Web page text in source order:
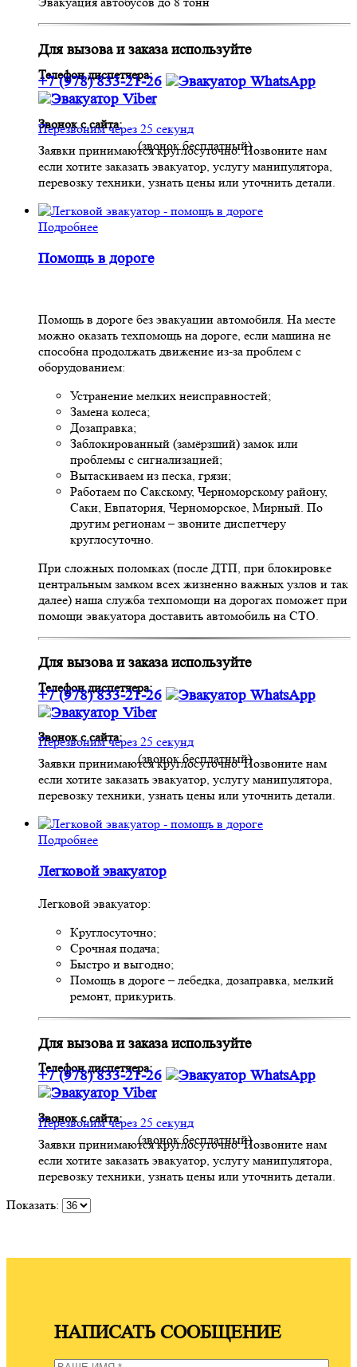
Для вызова и заказа используйте
Телефон диспетчера:
+7 (978) 833-21-26
Звонок с сайта:
Перезвоним через 25 секунд
(звонок бесплатный)
Заявки принимаются круглосуточно. Позвоните нам
если хотите заказать эвакуатор, услугу манипулятора,
перевозку техники, узнать цены или уточнить детали.
Подробнее
Помощь в дороге
Помощь в дороге без эвакуации автомобиля. На месте
можно оказать техпомощь на дороге, если машина не
способна продолжать движение из-за проблем с
оборудованием:
Устранение мелких неисправностей;
Замена колеса;
Дозаправка;
Заблокированный (замёрзший) замок или
проблемы с сигнализацией;
Вытаскиваем из песка, грязи;
Работаем по Сакскому, Черноморскому району,
Саки, Евпатория, Черноморское, Мирный. По
другим регионам – звоните диспетчеру
круглосуточно.
При сложных поломках (после ДТП, при блокировке
центральным замком всех жизненно важных узлов и так
далее) наша служба техпомощи на дорогах поможет при
помощи эвакуатора доставить автомобиль на СТО.
Для вызова и заказа используйте
Телефон диспетчера:
+7 (978) 833-21-26
Звонок с сайта:
Перезвоним через 25 секунд
(звонок бесплатный)
Заявки принимаются круглосуточно. Позвоните нам
если хотите заказать эвакуатор, услугу манипулятора,
перевозку техники, узнать цены или уточнить детали.
Подробнее
Легковой эвакуатор
Легковой эвакуатор:
Круглосуточно;
Срочная подача;
Быстро и выгодно;
Помощь в дороге – лебедка, дозаправка, мелкий
ремонт, прикурить.
Для вызова и заказа используйте
Телефон диспетчера:
+7 (978) 833-21-26
Звонок с сайта:
Перезвоним через 25 секунд
(звонок бесплатный)
Заявки принимаются круглосуточно. Позвоните нам
если хотите заказать эвакуатор, услугу манипулятора,
перевозку техники, узнать цены или уточнить детали.
Показать:
НАПИСАТЬ СООБЩЕНИЕ